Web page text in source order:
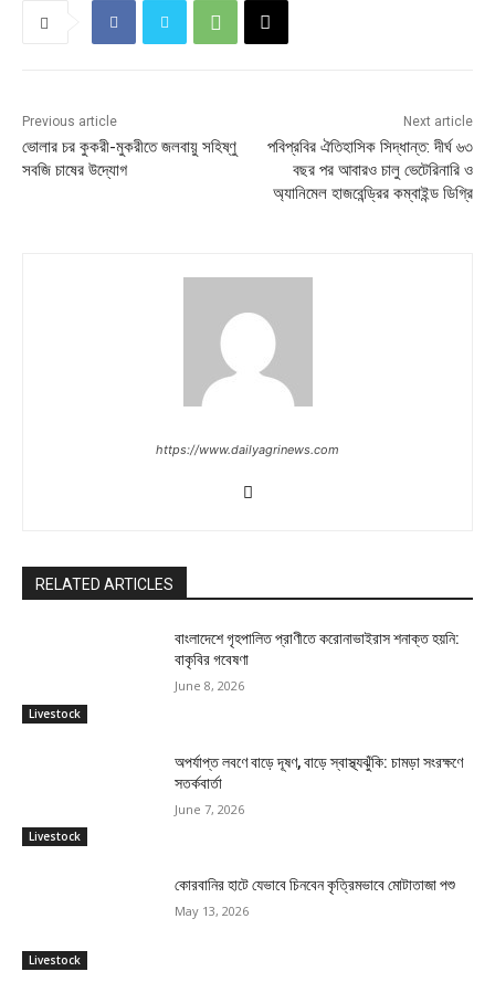
Previous article
ভোলার চর কুকরী-মুকরীতে জলবায়ু সহিষ্ণু
সবজি চাষের উদ্যোগ
Next article
পবিপ্রবির ঐতিহাসিক সিদ্ধান্ত: দীর্ঘ ৬৩
বছর পর আবারও চালু ভেটেরিনারি ও
অ্যানিমেল হাজবেন্ড্রির কম্বাইন্ড ডিগ্রি
https://www.dailyagrinews.com
RELATED ARTICLES
Livestock
বাংলাদেশে গৃহপালিত প্রাণীতে করোনাভাইরাস শনাক্ত হয়নি:
বাকৃবির গবেষণা
June 8, 2026
Livestock
অপর্যাপ্ত লবণে বাড়ে দূষণ, বাড়ে স্বাস্থ্যঝুঁকি: চামড়া সংরক্ষণে
সতর্কবার্তা
June 7, 2026
Livestock
কোরবানির হাটে যেভাবে চিনবেন কৃত্রিমভাবে মোটাতাজা পশু
May 13, 2026